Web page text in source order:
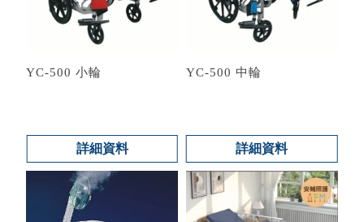
YC-500 小輪
詳細資料
YC-500 中輪
詳細資料